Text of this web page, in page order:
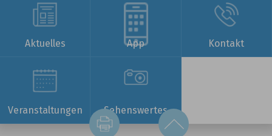
Aktuelles App Kontakt
Veranstaltungen Sehenswertes